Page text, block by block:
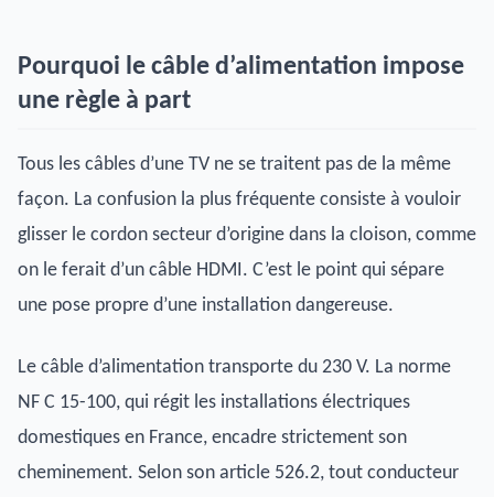
Pourquoi le câble d’alimentation impose
une règle à part
Tous les câbles d’une TV ne se traitent pas de la même
façon. La confusion la plus fréquente consiste à vouloir
glisser le cordon secteur d’origine dans la cloison, comme
on le ferait d’un câble HDMI. C’est le point qui sépare
une pose propre d’une installation dangereuse.
Le câble d’alimentation transporte du 230 V. La norme
NF C 15-100, qui régit les installations électriques
domestiques en France, encadre strictement son
cheminement. Selon son article 526.2, tout conducteur